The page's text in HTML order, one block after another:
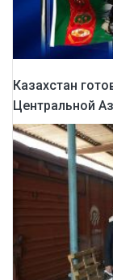
Казахстан
Центральной